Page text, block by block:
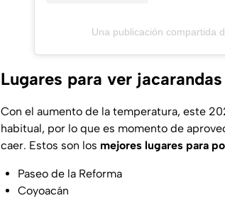
Una publicación compartida
Lugares para ver
Con el aumento de la temperatura, este
habitual, por lo que es momento de
caer. Estos son los mejores lugares para
Paseo de la Reforma
Coyoacán